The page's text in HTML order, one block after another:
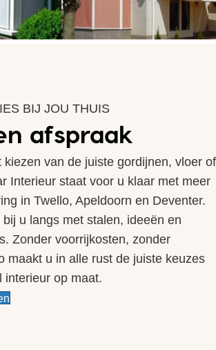
BIJ JOU THUIS
afspraak
kiezen van de juiste gordijnen, vloer of
Interieur staat voor u klaar met meer
in Twello, Apeldoorn en Deventer.
u langs met stalen, ideeën en
Zonder voorrijkosten, zonder
maakt u in alle rust de juiste keuzes
interieur op maat.